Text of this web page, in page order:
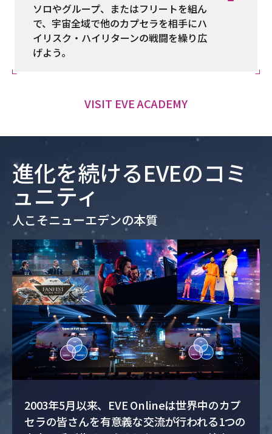
ソロやグループ、またはフリートを組ん
で、宇宙全域で他のカプセラを相手にハ
イリスク・ハイリターンの戦闘を繰り広
げよう。
VISIT EVE ACADEMY
進化を続けるEVEのコミ
ュニティ
人こそニューエデンの本質
2003年5月以来、EVE Onlineは世界中のカプ
セラの皆さんを有意義な交流が行われる1つの